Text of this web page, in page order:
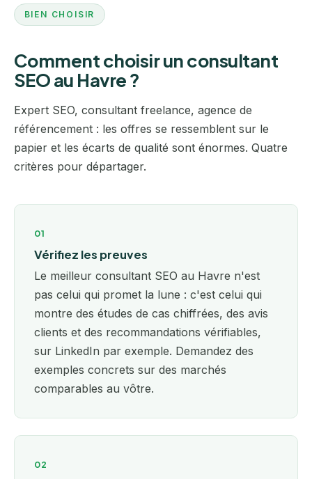
BIEN CHOISIR
Comment choisir un consultant
SEO au Havre ?
Expert SEO, consultant freelance, agence de
référencement : les offres se ressemblent sur le
papier et les écarts de qualité sont énormes. Quatre
critères pour départager.
01
Vérifiez les preuves
Le meilleur consultant SEO au Havre n'est
pas celui qui promet la lune : c'est celui qui
montre des études de cas chiffrées, des avis
clients et des recommandations vérifiables,
sur LinkedIn par exemple. Demandez des
exemples concrets sur des marchés
comparables au vôtre.
02